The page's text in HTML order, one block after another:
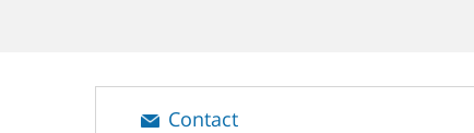
Contact